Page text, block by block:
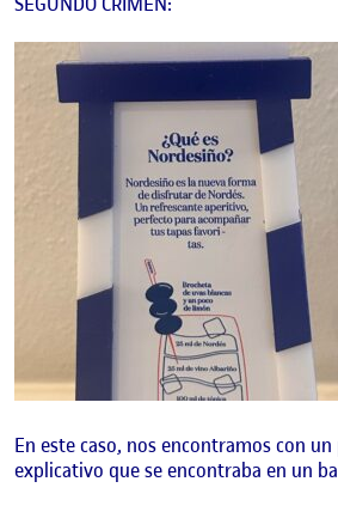
En este caso, nos encontramos con
explicativo que se encontraba en un